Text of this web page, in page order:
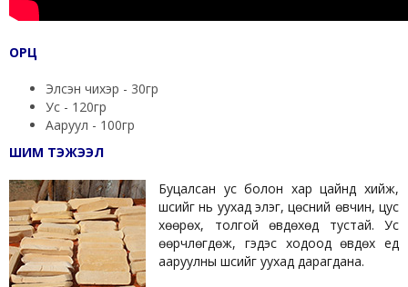
ОРЦ
Элсэн чихэр - 30гр
Ус - 120гр
Ааруул - 100гр
ШИМ ТЭЖЭЭЛ
Буцалсан ус болон хар цайнд хийж,
шүүсийг нь уухад элэг, цөсний өвчин, цус
хөөрөх, толгой өвдөхөд тустай. Ус
өөрчлөгдөж, гэдэс ходоод өвдөх үед
ааруулны шүүсийг уухад дарагдана.